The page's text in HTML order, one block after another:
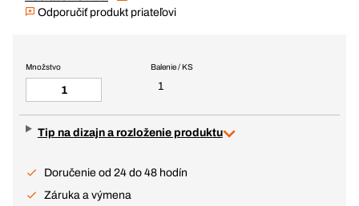
Odporučiť produkt priateľovi
Balenie / KS
1
Množstvo
Tip na dizajn a rozloženie produktu
Doručenie od 24 do 48 hodín
Záruka a výmena